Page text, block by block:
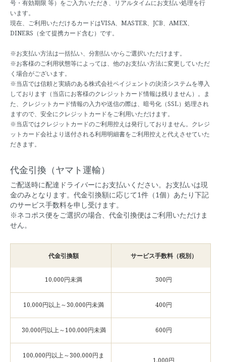
号・有効期限 等）をご入力いただき、リアルタイムにお支払い処理を行
います。
現在、ご利用いただけるカードはVISA、MASTER、JCB、AMEX、
DINERS（全て提携カード含む）です。
※お支払い方法は一括払い、分割払いからご選択いただけます。
※お客様のご利用状態等によっては、他のお支払い方法に変更していただ
く場合がございます。
※当店では信頼と実績のある株式会社ペイジェントの決済システムを導入
しております（当店にお客様のクレジットカード情報は残りません）。ま
た、クレジットカード情報の入力や送信の際は、暗号化（SSL）処理され
ますので、安全にクレジットカードをご利用いただけます。
※当店ではクレジットカードのご利用控えは発行しておりません。クレジ
ットカード会社より送付される利用明細書をご利用控えと代えさせていた
だきます。
代金引換（ヤマト運輸）
ご配送時に配達ドライバーにお支払いください。お支払いは現
金のみとなります。代金引換額に応じて1件（1個）あたり下記
のサービス手数料を申し受けます。
※ネコポス便をご選択の場合、代金引換便はご利用いただけま
せん。
代金引換額 サービス手数料（税別）
10,000円未満 300円
10,000円以上～30,000円未満 400円
30,000円以上～100,000円未満 600円
100,000円以上～300,000円ま